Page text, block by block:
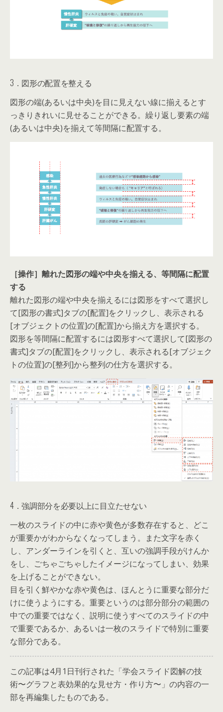
3．図形の配置を整える
図形の端(あるいは中央)を目に見えない線に揃えるとす
っきりきれいに見せることができる。繰り返し要素の端
(あるいは中央)を揃えて等間隔に配置する。
［操作］離れた図形の端や中央を揃える、等間隔に配置
する
離れた図形の端や中央を揃えるには図形をすべて選択し
て[図形の書式]タブの[配置]をクリックし、表示される
[オブジェクトの位置]の[配置]から揃え方を選択する。
図形を等間隔に配置するには図形すべて選択して[図形の
書式]タブの[配置]をクリックし、表示される[オブジェク
トの位置]の[整列]から整列の仕方を選択する。
4．強調部分を必要以上に目立たせない
一枚のスライドの中に赤や黄色が多数存在すると、どこ
が重要かがわからなくなってしまう。また文字を赤く
し、アンダーラインを引くと、互いの強調手段がけんか
をし、ごちゃごちゃしたイメージになってしまい、効果
を上げることができない。
目を引く鮮やかな赤や黄色は、ほんとうに重要な部分だ
けに使うようにする。重要というのは部分部分の範囲の
中での重要ではなく、説明に使うすべてのスライドの中
で重要であるか、あるいは一枚のスライドで特別に重要
な部分である。
この記事は4月1日刊行された「学会スライド図解の技
術〜グラフと表効果的な見せ方・作り方〜」の内容の一
部を再編集したものである。